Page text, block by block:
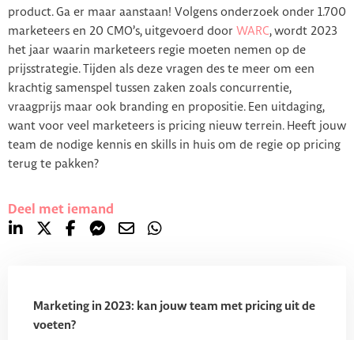
product. Ga er maar aanstaan! Volgens onderzoek onder 1.700
marketeers en 20 CMO’s, uitgevoerd door WARC, wordt 2023
het jaar waarin marketeers regie moeten nemen op de
prijsstrategie. Tijden als deze vragen des te meer om een
krachtig samenspel tussen zaken zoals concurrentie,
vraagprijs maar ook branding en propositie. Een uitdaging,
want voor veel marketeers is pricing nieuw terrein. Heeft jouw
team de nodige kennis en skills in huis om de regie op pricing
terug te pakken?
Deel met iemand
Marketing in 2023: kan jouw team met pricing uit de
voeten?